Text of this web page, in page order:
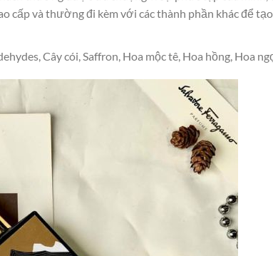
cấp và thường đi kèm với các thành phần khác để
Cây cói, Saffron, Hoa mộc tê, Hoa hồng, Hoa